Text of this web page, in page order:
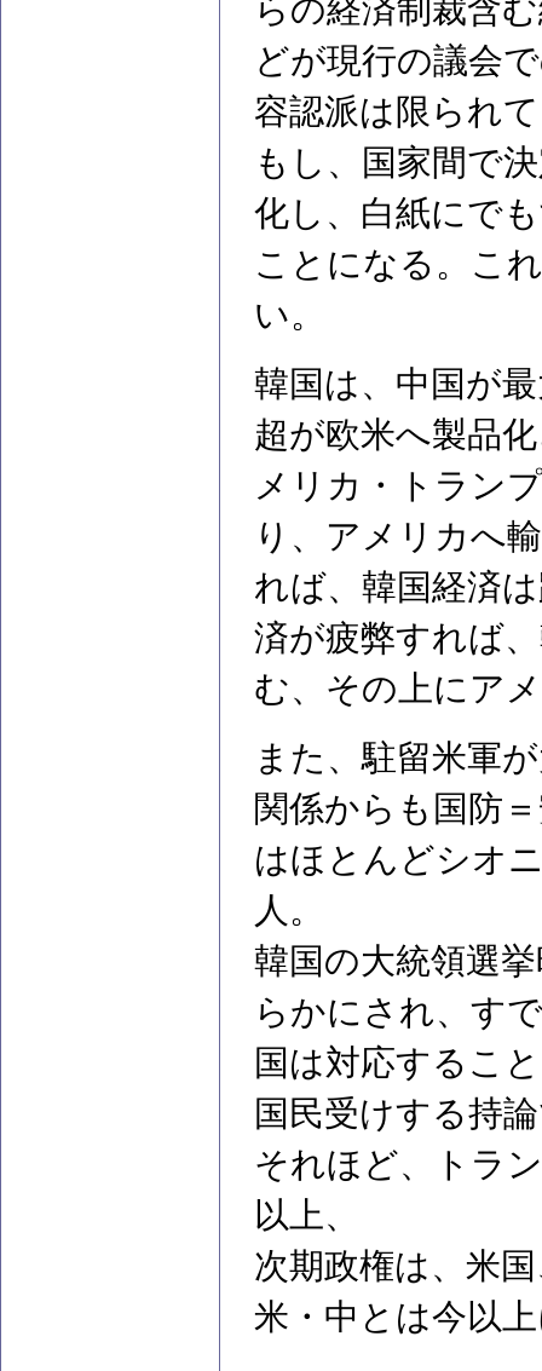
らの経済制裁含
どが現行の議会
容認派は限られ
もし、国家間で
化し、白紙にで
ことになる。こ
い。
韓国は、中国が
超が欧米へ製品
メリカ・トラン
り、アメリカへ
れば、韓国経済
済が疲弊すれば
む、その上にア
また、駐留米軍
関係からも国防
はほとんどシオ
人。
韓国の大統領選
らかにされ、す
国は対応するこ
国民受けする持
それほど、トラ
以上、
次期政権は、米
米・中とは今以